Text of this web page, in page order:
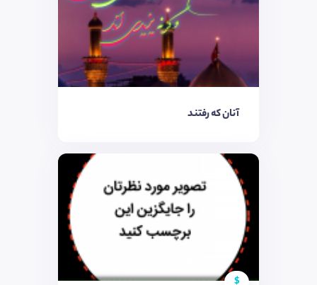
آنان که رفتند